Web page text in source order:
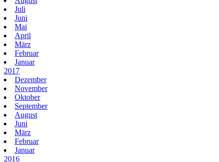
Juli
Juni
Mai
April
März
Februar
Januar
2017
Dezember
November
Oktober
September
August
Juni
März
Februar
Januar
2016